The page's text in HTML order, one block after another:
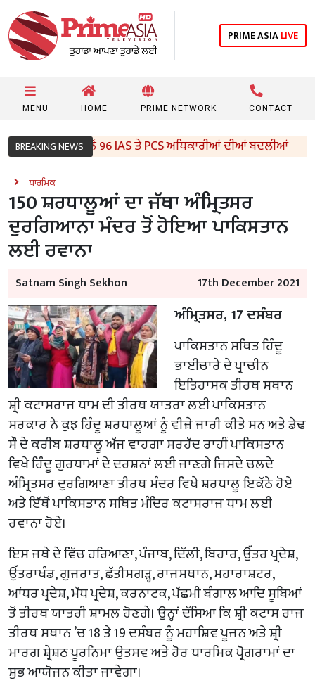
PRIME ASIALIVE
MENU HOME PRIME NETWORK CONTACT
BREAKING NEWS
ਸਰਕਾਰ ਵੱਲੋਂ 96 IAS ਤੇ PCS ਅਧਿਕਾਰੀਆਂ ਦੀਆਂ ਬਦਲੀਆਂ
ਧਾਰਮਿਕ
150 ਸ਼ਰਧਾਲੂਆਂ ਦਾ ਜੱਥਾ ਅੰਮ੍ਰਿਤਸਰ
ਦੁਰਗਿਆਨਾ ਮੰਦਰ ਤੋਂ ਹੋਇਆ ਪਾਕਿਸਤਾਨ
ਲਈ ਰਵਾਨਾ
Satnam Singh Sekhon 17th December 2021
ਅੰਮ੍ਰਿਤਸਰ, 17 ਦਸੰਬਰ
ਪਾਕਿਸਤਾਨ ਸਥਿਤ ਹਿੰਦੂ
ਭਾਈਚਾਰੇ ਦੇ ਪ੍ਰਾਚੀਨ
ਇਤਿਹਾਸਕ ਤੀਰਥ ਸਥਾਨ
ਸ਼੍ਰੀ ਕਟਾਸਰਾਜ ਧਾਮ ਦੀ ਤੀਰਥ ਯਾਤਰਾ ਲਈ ਪਾਕਿਸਤਾਨ
ਸਰਕਾਰ ਨੇ ਕੁਝ ਹਿੰਦੂ ਸ਼ਰਧਾਲੂਆਂ ਨੂੰ ਵੀਜ਼ੇ ਜਾਰੀ ਕੀਤੇ ਸਨ ਅਤੇ ਡੇਢ
ਸੌ ਦੇ ਕਰੀਬ ਸ਼ਰਧਾਲੂ ਅੱਜ ਵਾਹਗਾ ਸਰਹੱਦ ਰਾਹੀਂ ਪਾਕਿਸਤਾਨ
ਵਿਖੇ ਹਿੰਦੂ ਗੁਰਧਾਮਾਂ ਦੇ ਦਰਸ਼ਨਾਂ ਲਈ ਜਾਣਗੇ ਜਿਸਦੇ ਚਲਦੇ
ਅੰਮ੍ਰਿਤਸਰ ਦੁਰਗਿਆਣਾ ਤੀਰਥ ਮੰਦਰ ਵਿਖੇ ਸ਼ਰਧਾਲੂ ਇਕੱਠੇ ਹੋਏ
ਅਤੇ ਇੱਥੋਂ ਪਾਕਿਸਤਾਨ ਸਥਿਤ ਮੰਦਿਰ ਕਟਾਸਰਾਜ ਧਾਮ ਲਈ
ਰਵਾਨਾ ਹੋਏ।
ਇਸ ਜਥੇ ਦੇ ਵਿੱਚ ਹਰਿਆਣਾ, ਪੰਜਾਬ, ਦਿੱਲੀ, ਬਿਹਾਰ, ਉੱਤਰ ਪ੍ਰਦੇਸ਼,
ਉੱਤਰਾਖੰਡ, ਗੁਜਰਾਤ, ਛੱਤੀਸਗੜ੍ਹ, ਰਾਜਸਥਾਨ, ਮਹਾਰਾਸ਼ਟਰ,
ਆਂਧਰ ਪ੍ਰਦੇਸ਼, ਮੱਧ ਪ੍ਰਦੇਸ਼, ਕਰਨਾਟਕ, ਪੱਛਮੀ ਬੰਗਾਲ ਆਦਿ ਸੂਬਿਆਂ
ਤੋਂ ਤੀਰਥ ਯਾਤਰੀ ਸ਼ਾਮਲ ਹੋਣਗੇ। ਉਨ੍ਹਾਂ ਦੱਸਿਆ ਕਿ ਸ਼੍ਰੀ ਕਟਾਸ ਰਾਜ
ਤੀਰਥ ਸਥਾਨ ’ਚ 18 ਤੇ 19 ਦਸੰਬਰ ਨੂੰ ਮਹਾਸ਼ਿਵ ਪੂਜਨ ਅਤੇ ਸ਼੍ਰੀ
ਮਾਰਗ ਸ਼੍ਰੇਸ਼ਠ ਪੂਰਨਿਮਾ ਉਤਸਵ ਅਤੇ ਹੋਰ ਧਾਰਮਿਕ ਪ੍ਰੋਗਰਾਮਾਂ ਦਾ
ਸ਼ੁਭ ਆਯੋਜਨ ਕੀਤਾ ਜਾਵੇਗਾ।